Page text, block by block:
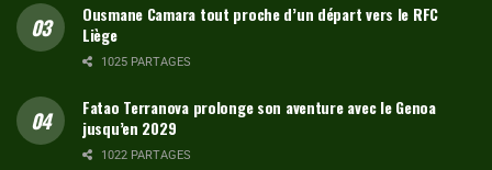
Ousmane Camara tout proche d’un départ vers le RFC
Liège
1025 PARTAGES
Fatao Terranova prolonge son aventure avec le Genoa
jusqu’en 2029
1022 PARTAGES